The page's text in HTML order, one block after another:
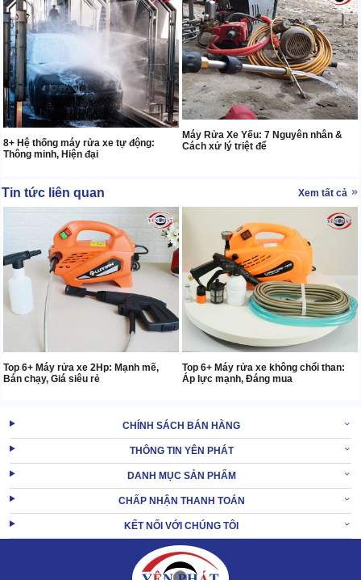
8+ Hệ thống máy rửa xe tự động:
Thông minh, Hiện đại
Máy Rửa Xe Yếu: 7 Nguyên nhân &
Cách xử lý triệt để
Tin tức liên quan Xem tất cả
Top 6+ Máy rửa xe 2Hp: Mạnh mẽ,
Bán chạy, Giá siêu rẻ
Top 6+ Máy rửa xe không chổi than:
Áp lực mạnh, Đáng mua
CHÍNH SÁCH BÁN HÀNG
THÔNG TIN YÊN PHÁT
DANH MỤC SẢN PHẨM
CHẤP NHẬN THANH TOÁN
KẾT NỐI VỚI CHÚNG TÔI